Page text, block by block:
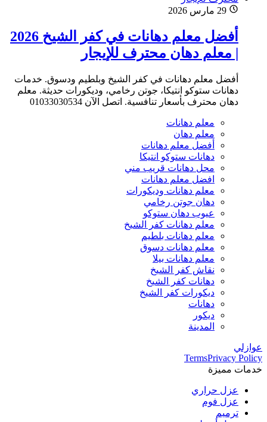
29 مارس 2026
أفضل معلم دهانات في كفر الشيخ 2026
| معلم دهان محترف للإيجار
أفضل معلم دهانات في كفر الشيخ وبلطيم ودسوق. خدمات
دهانات ستوكو انتيكا، جوتن رخامي، وديكورات حديثة. معلم
دهان محترف بأسعار تنافسية. اتصل الآن 01033030534
معلم دهانات
معلم دهان
أفضل معلم دهانات
دهانات ستوكو انتيكا
محل دهانات قريب مني
افضل معلم دهانات
معلم دهانات وديكورات
دهان جوتن رخامي
عيوب دهان ستوكو
معلم دهانات كفر الشيخ
معلم دهانات بلطيم
معلم دهانات دسوق
معلم دهانات بيلا
نقاش كفر الشيخ
دهانات كفر الشيخ
ديكورات كفر الشيخ
دهانات
ديكور
المدينة
عوازلي
TermsPrivacy Policy
خدمات مميزة
عزل حراري
عزل فوم
ترميم